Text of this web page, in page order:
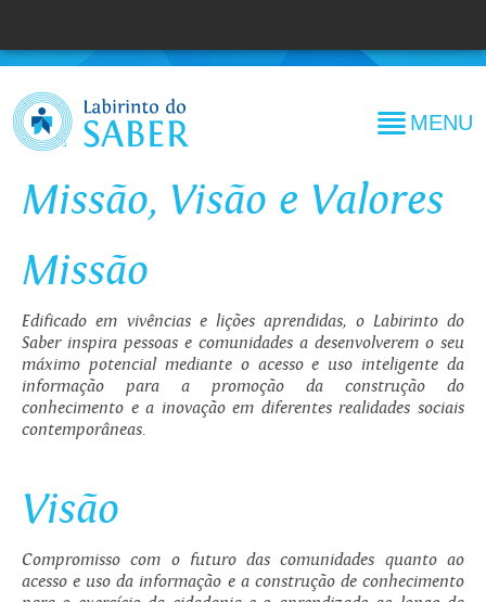
MENU
Missão, Visão e Valores
Missão
Edificado em vivências e lições aprendidas, o Labirinto do
Saber inspira pessoas e comunidades a desenvolverem o seu
máximo potencial mediante o acesso e uso inteligente da
informação para a promoção da construção do
conhecimento e a inovação em diferentes realidades sociais
contemporâneas.
Visão
Compromisso com o futuro das comunidades quanto ao
acesso e uso da informação e a construção de conhecimento